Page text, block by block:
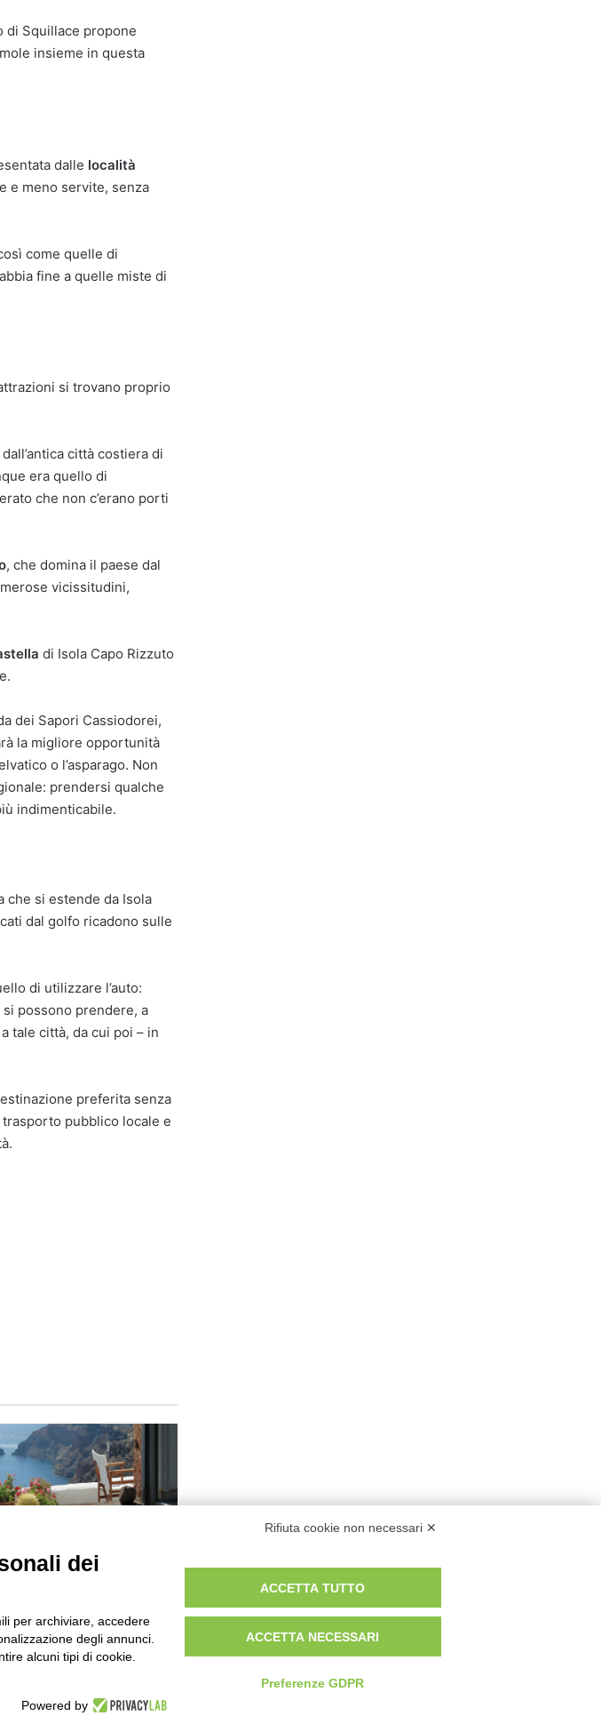
di Squillace propone
insieme in questa
dalle località
e meno servite, senza
come quelle di
fine a quelle miste di
si trovano proprio
dall’antica città costiera di
era quello di
che non c’erano porti
, che domina il paese dal
vicissitudini,
di Isola Capo Rizzuto
dei Sapori Cassiodorei,
la migliore opportunità
o l’asparago. Non
prendersi qualche
indimenticabile.
che si estende da Isola
dal golfo ricadono sulle
di utilizzare l’auto:
possono prendere, a
tale città, da cui poi – in
preferita senza
pubblico locale e
e Ciset presentano il
barometro sull’affitto
28, 2019
Rifiuta cookie non necessari ✕
dei
per archiviare, accedere
degli annunci.
alcuni tipi di cookie.
Powered by
ACCETTA TUTTO
ACCETTA NECESSARI
Preferenze GDPR